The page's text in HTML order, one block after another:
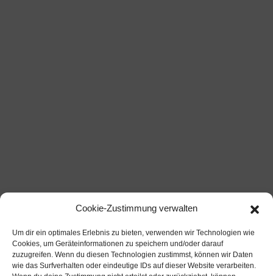
Cookie-Zustimmung verwalten
Um dir ein optimales Erlebnis zu bieten, verwenden wir Technologien wie
Cookies, um Geräteinformationen zu speichern und/oder darauf
zuzugreifen. Wenn du diesen Technologien zustimmst, können wir Daten
wie das Surfverhalten oder eindeutige IDs auf dieser Website verarbeiten.